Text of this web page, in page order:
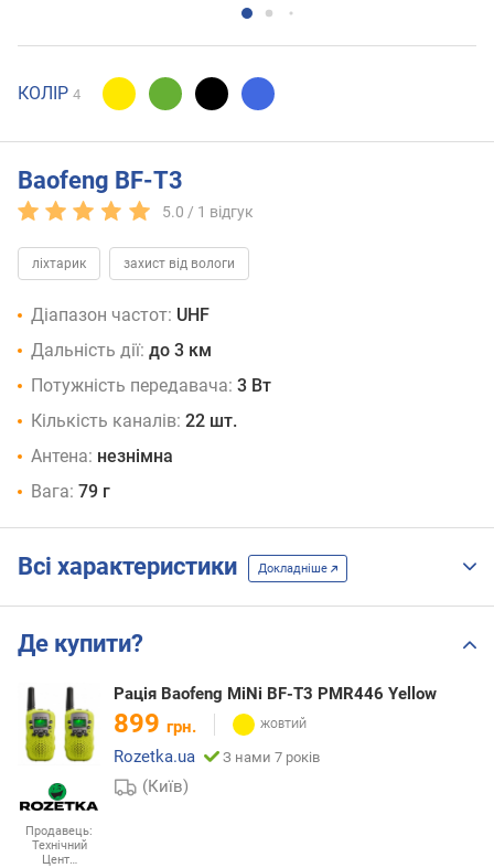
КОЛІР 4
Baofeng BF-T3
5.0 / 1 відгук
ліхтарик захист від вологи
Діапазон частот: UHF
Дальність дії: до 3 км
Потужність передавача: 3 Вт
Кількість каналів: 22 шт.
Антена: незнімна
Вага: 79 г
Всі характеристики Докладніше
Де купити?
Продавець:
Технічний
Цент…
Рація Baofeng MiNi BF-T3 PMR446 Yellow
899 грн.
Rozetka.ua
З нами 7 років
(Київ)